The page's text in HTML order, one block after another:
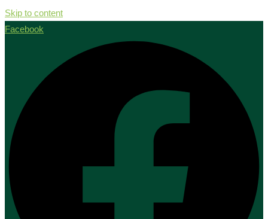
Skip to content
Facebook